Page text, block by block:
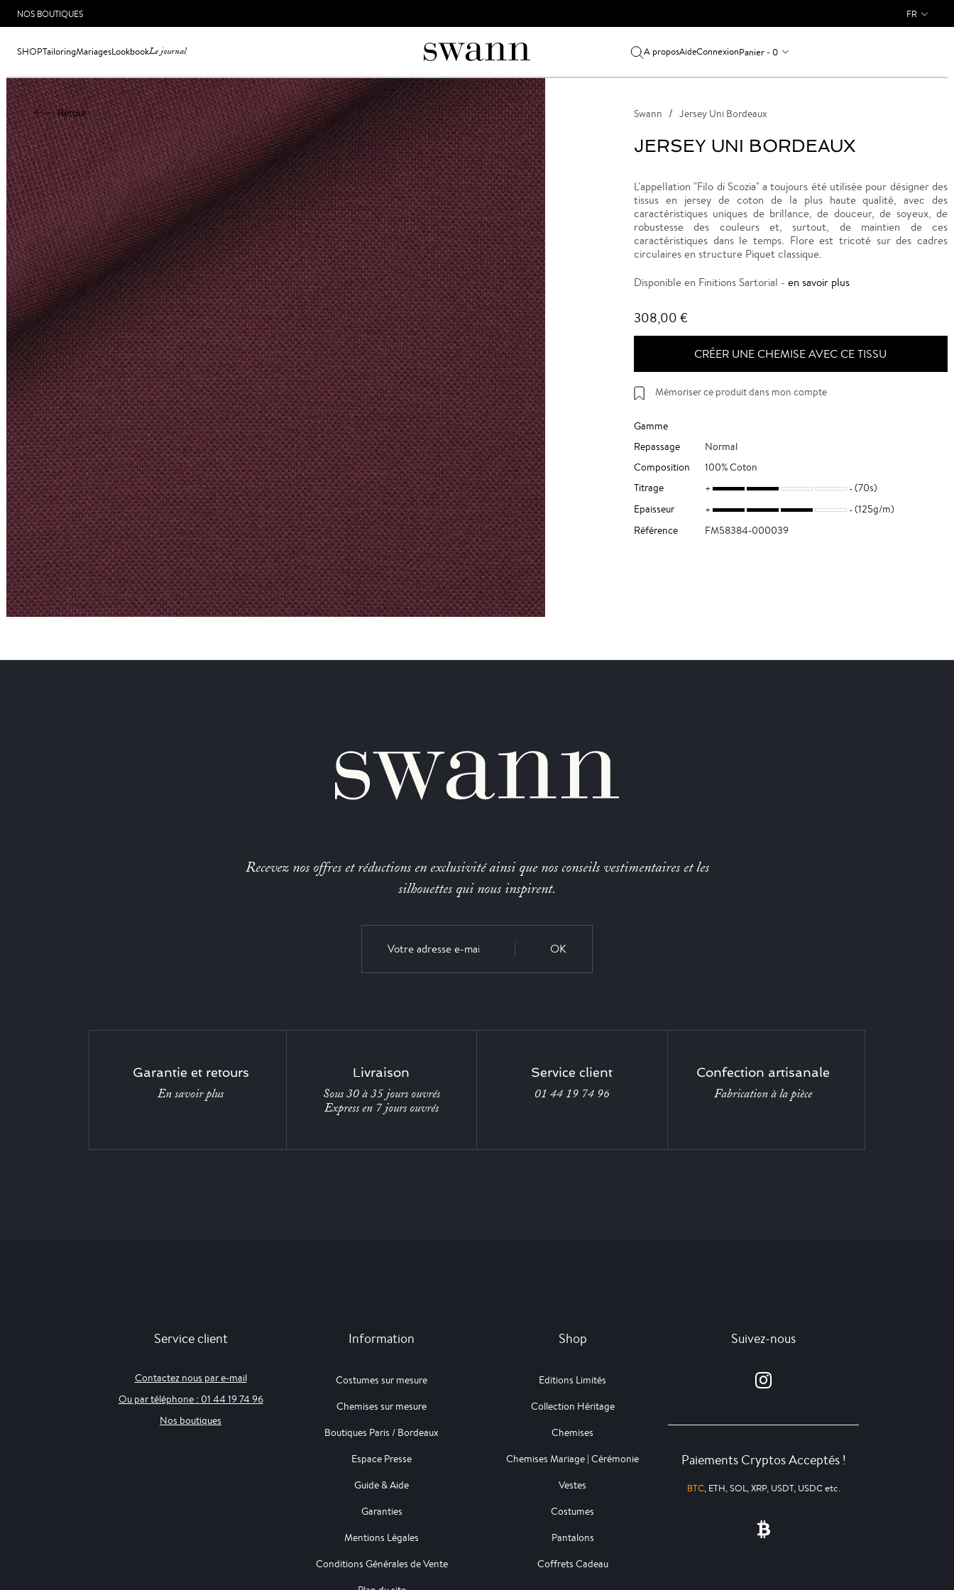
NOS BOUTIQUES FR
SHOPTailoringMariagesLookbookLe journal A proposAideConnexionPanier - 0
Retour Swann Jersey Uni Bordeaux
JERSEY UNI BORDEAUX
L'appellation "Filo di Scozia" a toujours été utilisée pour désigner des
tissus en jersey de coton de la plus haute qualité, avec des
caractéristiques uniques de brillance, de douceur, de soyeux, de
robustesse des couleurs et, surtout, de maintien de ces
caractéristiques dans le temps. Flore est tricoté sur des cadres
circulaires en structure Piquet classique.
Disponible en Finitions Sartorial - en savoir plus
308,00 €
CRÉER UNE CHEMISE AVEC CE TISSU
Mémoriser ce produit dans mon compte
Gamme
Repassage
Normal
Composition
100% Coton
Titrage
(70s)
Epaisseur
(125g/m)
Référence
FM58384-000039
Recevez nos offres et réductions en exclusivité ainsi que nos conseils vestimentaires et les
silhouettes qui nous inspirent.
OK
Garantie et retours
En savoir plus
Livraison
Sous 30 à 35 jours ouvrés
Express en 7 jours ouvrés
Service client
01 44 19 74 96
Confection artisanale
Fabrication à la pièce
Service client
Contactez nous par e-mail
Ou par téléphone : 01 44 19 74 96
Nos boutiques
Information
Costumes sur mesure
Chemises sur mesure
Boutiques Paris / Bordeaux
Espace Presse
Guide & Aide
Garanties
Mentions Légales
Conditions Générales de Vente
Shop
Editions Limités
Collection Héritage
Chemises
Chemises Mariage | Cérémonie
Vestes
Costumes
Pantalons
Coffrets Cadeau
Suivez-nous
Paiements Cryptos Acceptés !
BTC, ETH, SOL, XRP, USDT, USDC etc.